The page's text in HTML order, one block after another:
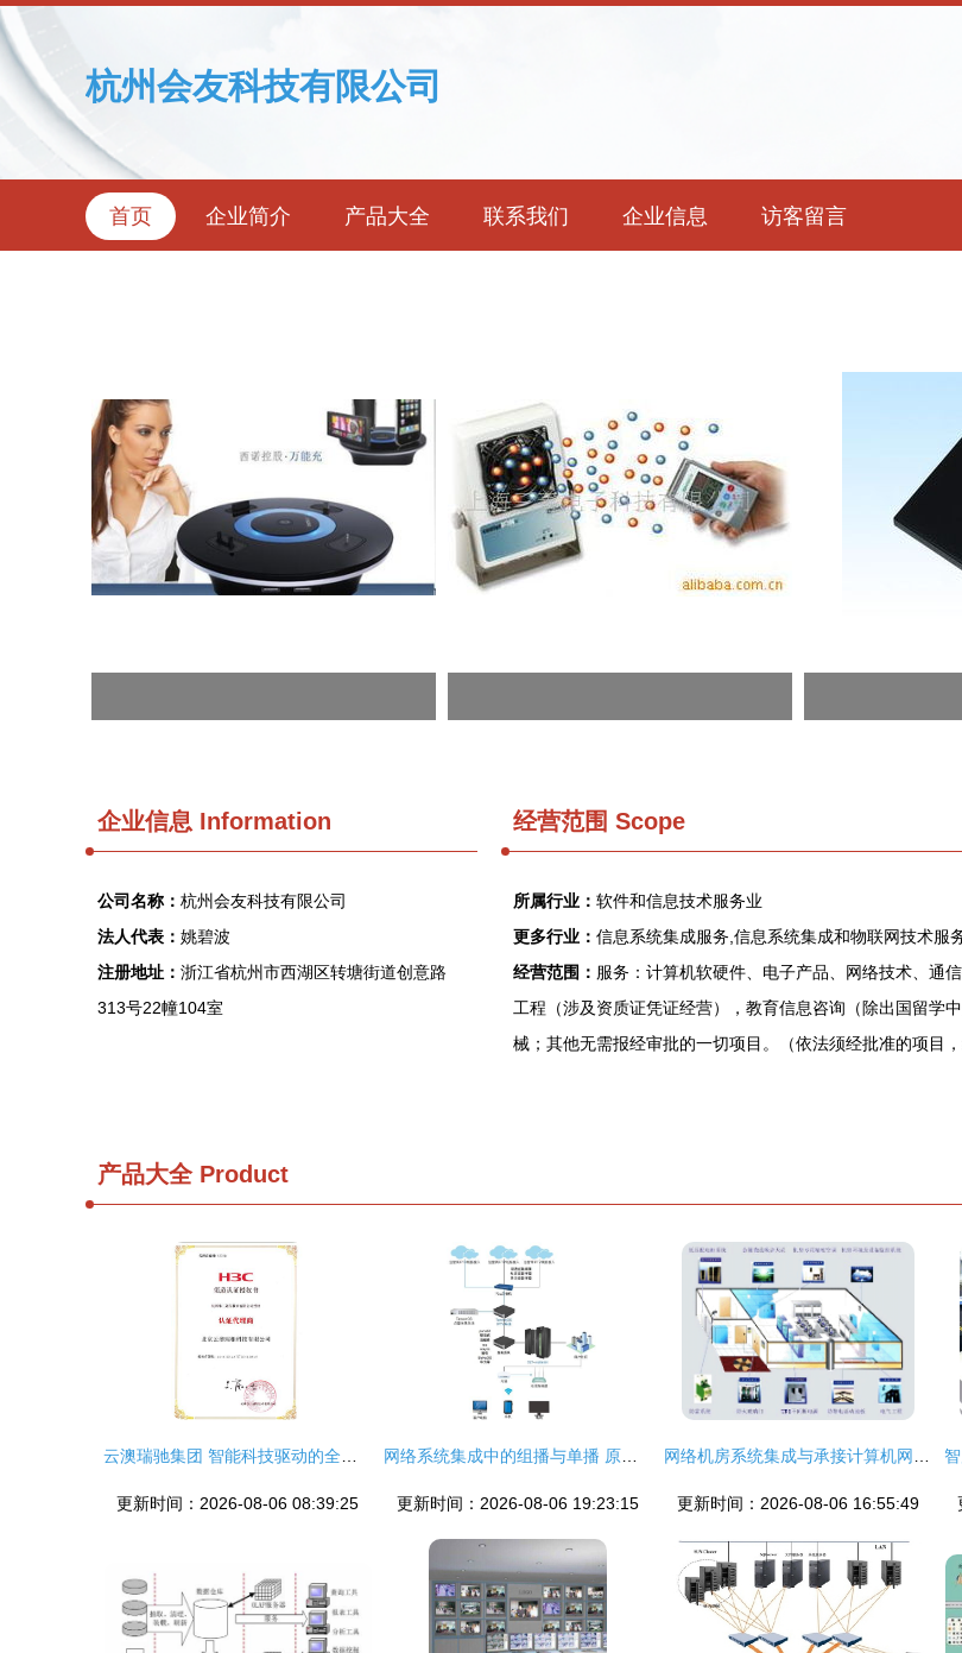
杭州会友科技有限公司
首页 企业简介 产品大全 联系我们 企业信息 访客留言
企业信息 Information
公司名称： 杭州会友科技有限公司
法人代表： 姚碧波
注册地址： 浙江省杭州市西湖区转塘街道创意路
313号22幢104室
经营范围 Scope
所属行业： 软件和信息技术服务业
更多行业： 信息系统集成服务,信息系统集成和物联网技术服
经营范围： 服务：计算机软硬件、电子产品、网络技术、通
工程（涉及资质证凭证经营），教育信息咨询（除出国留学
械；其他无需报经审批的一切项目。（依法须经批准的项目
产品大全Product
更新时间：2026-08-06 08:39:25 更新时间：2026-08-06 19:23:15 更新时间：2026-08-06 16:55:49